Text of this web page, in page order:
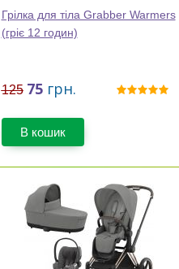
Грілка для тіла Grabber Warmers
(гріє 12 годин)
125 75 грн.
В кошик